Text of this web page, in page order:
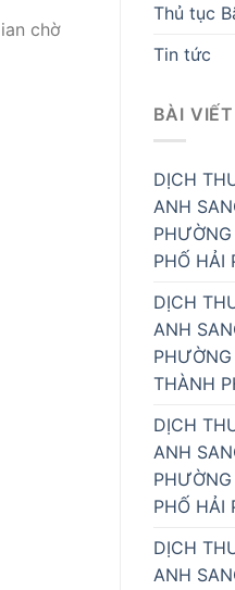
chờ
Thủ tục
Tin tức
BÀI
DỊCH
ANH
PHỐ HẢI
DỊCH
ANH
THÀNH
DỊCH
ANH
PHỐ HẢI
DỊCH
ANH